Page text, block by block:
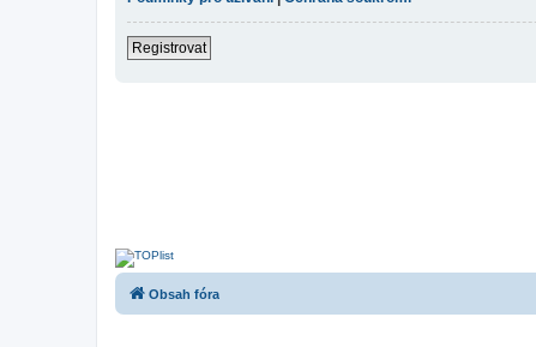
Registrovat
Obsah fóra